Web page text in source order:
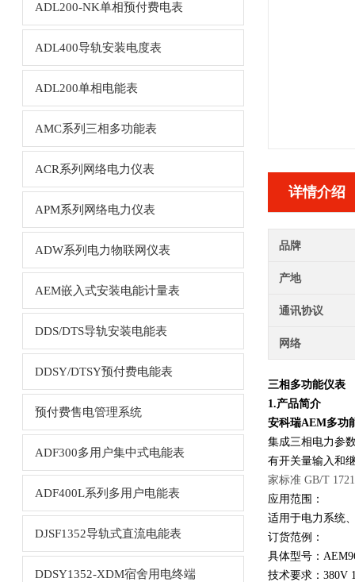
ADL200-NK单相预付费电表
ADL400导轨安装电度表
ADL200单相电能表
AMC系列三相多功能表
ACR系列网络电力仪表
APM系列网络电力仪表
ADW系列电力物联网仪表
AEM嵌入式安装电能计量表
DDS/DTS导轨安装电能表
DDSY/DTSY预付费电能表
预付费售电管理系统
ADF300多用户集中式电能表
ADF400L系列多用户电能表
DJSF1352导轨式直流电能表
DDSY1352-XDM宿舍用电终端
详情介绍
品牌
产地
通讯协议
网络
三相多功能仪表
1.产品简介
安科瑞AEM多功
集成三相电力参
有开关量输入和
家标准 GB/T
应用范围：
适用于电力系统
订货范例：
具体型号：
技术要求：380V